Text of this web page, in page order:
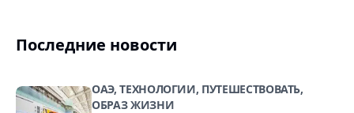
Последние новости
ОАЭ, ТЕХНОЛОГИИ, ПУТЕШЕСТВОВАТЬ,
ОБРАЗ ЖИЗНИ